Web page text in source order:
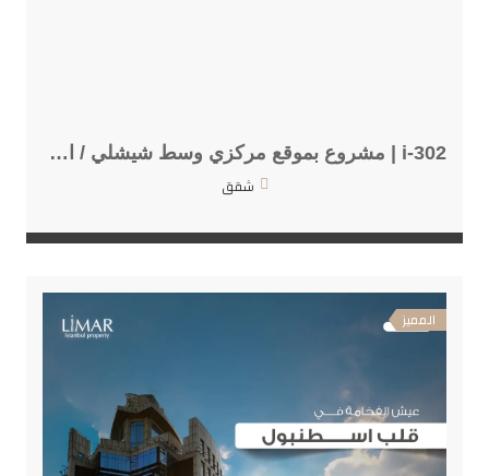
i-302 | مشروع بموقع مركزي وسط شيشلي / اسطنبول
شقق
المميز